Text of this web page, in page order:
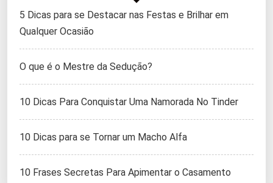
5 Dicas para se Destacar nas Festas e Brilhar em
Qualquer Ocasião
O que é o Mestre da Sedução?
10 Dicas Para Conquistar Uma Namorada No Tinder
10 Dicas para se Tornar um Macho Alfa
10 Frases Secretas Para Apimentar o Casamento